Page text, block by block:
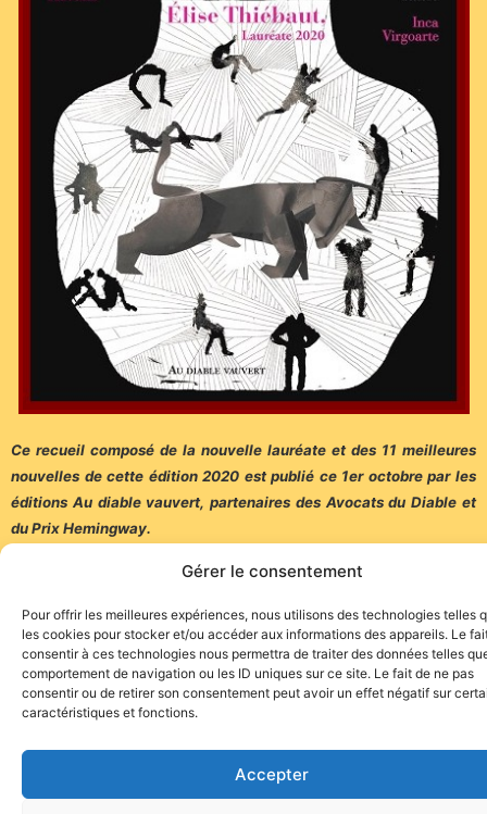
Gérer le consentement
Pour offrir les meilleures expériences, nous utilisons des technologies telles
les cookies pour stocker et/ou accéder aux informations des appareils. Le
consentir à ces technologies nous permettra de traiter des données telles
comportement de navigation ou les ID uniques sur ce site. Le fait de ne pas
consentir ou de retirer son consentement peut avoir un effet négatif sur
caractéristiques et fonctions.
Accepter
Ce recueil composé de la nouvelle lauréate et des 11 meilleures
nouvelles de cette édition 2020 est publié ce 1er octobre par les
éditions Au diable vauvert, partenaires des Avocats du Diable et
du Prix Hemingway.
Site de l'association TOROFIESTA